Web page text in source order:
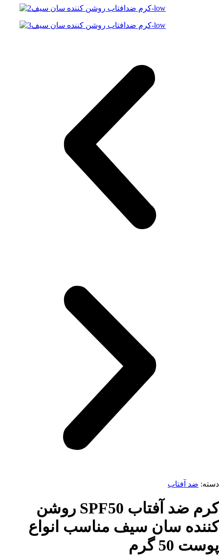
دسته: ضد آفتاب
کرم ضد آفتاب SPF50 روشن
کننده سان سیف مناسب انواع
پوست 50 گرم